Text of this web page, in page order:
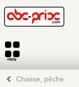
Chasse, pêche